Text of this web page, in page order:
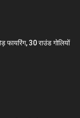
फायरिंग, 30 राउंड गोलियों